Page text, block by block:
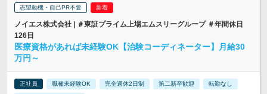
志望動機・自己PR不要
ノイエス株式会社 | ＃東証プライム上場エムスリーグループ ＃年間休日
126日
医療資格があれば未経験OK【治験コーディネーター】月給30
万円～
正社員 職種未経験OK 完全週休2日制 第二新卒歓迎 転勤なし